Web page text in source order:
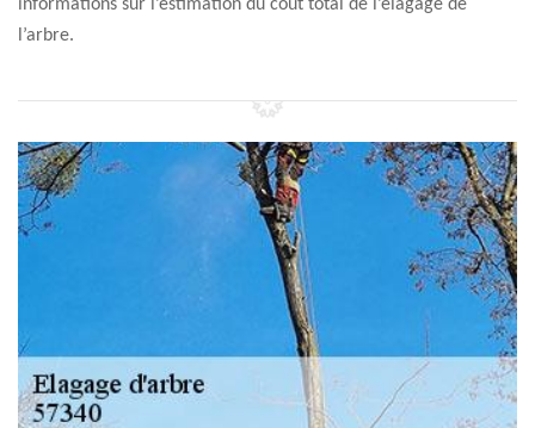
informations sur l’estimation du coût total de l’élagage de
l’arbre.